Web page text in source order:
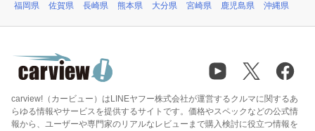
福岡県
佐賀県 長崎県 熊本県 大分県 宮崎県 鹿児島県 沖縄県
carview!（カービュー）はLINEヤフー株式会社が運営するクルマに関するあ
らゆる情報やサービスを提供するサイトです。価格やスペックなどの公式情
報から、ユーザーや専門家のリアルなレビューまで購入検討に役立つ情報を